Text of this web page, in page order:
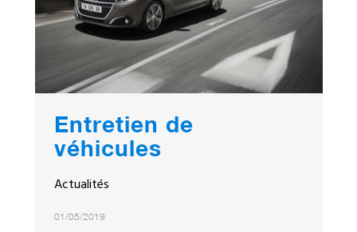
Entretien de
véhicules
Actualités
01/05/2019